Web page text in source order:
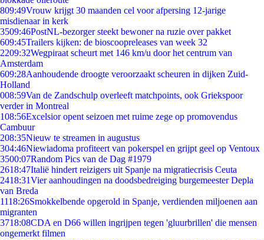
809:49Vrouw krijgt 30 maanden cel voor afpersing 12-jarige
misdienaar in kerk
3509:46PostNL-bezorger steekt bewoner na ruzie over pakket
609:45Trailers kijken: de bioscoopreleases van week 32
2209:32Wegpiraat scheurt met 146 km/u door het centrum van
Amsterdam
609:28Aanhoudende droogte veroorzaakt scheuren in dijken Zuid-
Holland
008:59Van de Zandschulp overleeft matchpoints, ook Griekspoor
verder in Montreal
108:56Excelsior opent seizoen met ruime zege op promovendus
Cambuur
208:35Nieuw te streamen in augustus
304:46Niewiadoma profiteert van pokerspel en grijpt geel op Ventoux
3500:07Random Pics van de Dag #1979
2618:47Italië hindert reizigers uit Spanje na migratiecrisis Ceuta
2418:31Vier aanhoudingen na doodsbedreiging burgemeester Depla
van Breda
1118:26Smokkelbende opgerold in Spanje, verdienden miljoenen aan
migranten
3718:08CDA en D66 willen ingrijpen tegen 'gluurbrillen' die mensen
ongemerkt filmen